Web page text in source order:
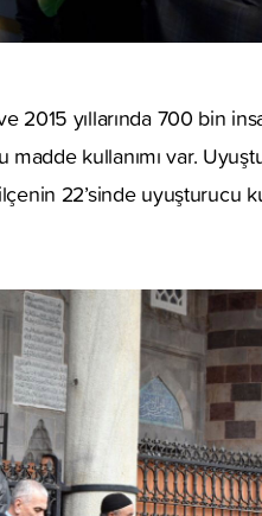
2015 yıllarında 700 bin
kullanımı var.
22’sinde uyuşturucu